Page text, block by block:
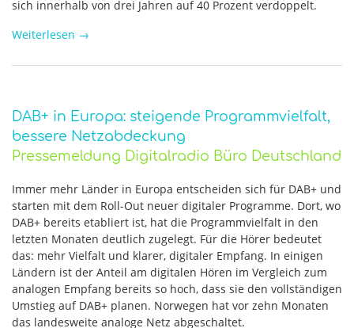
sich innerhalb von drei Jahren auf 40 Prozent verdoppelt.
Weiterlesen →
DAB+ in Europa: steigende Programmvielfalt,
bessere Netzabdeckung
Pressemeldung Digitalradio Büro Deutschland
Immer mehr Länder in Europa entscheiden sich für DAB+ und
starten mit dem Roll-Out neuer digitaler Programme. Dort, wo
DAB+ bereits etabliert ist, hat die Programmvielfalt in den
letzten Monaten deutlich zugelegt. Für die Hörer bedeutet
das: mehr Vielfalt und klarer, digitaler Empfang. In einigen
Ländern ist der Anteil am digitalen Hören im Vergleich zum
analogen Empfang bereits so hoch, dass sie den vollständigen
Umstieg auf DAB+ planen. Norwegen hat vor zehn Monaten
das landesweite analoge Netz abgeschaltet.